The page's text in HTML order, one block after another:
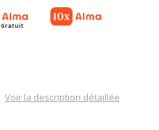
Gratuit
Voir la description détaillée